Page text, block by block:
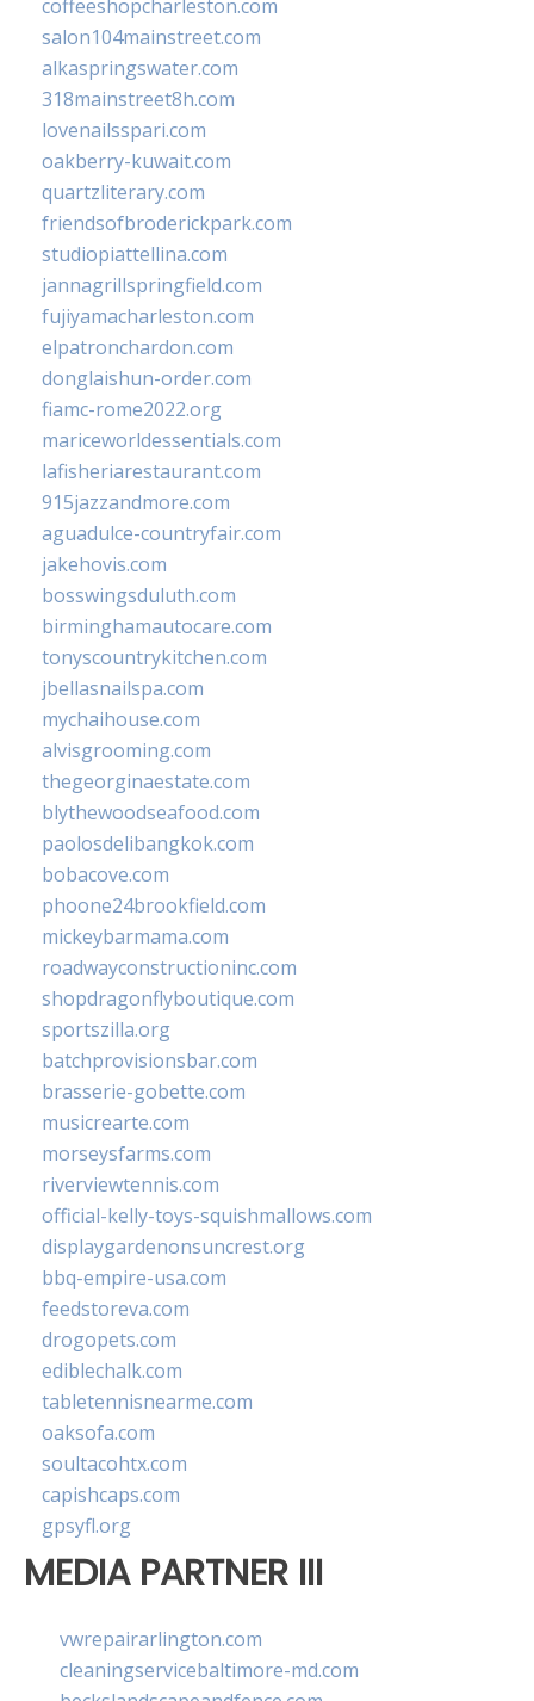
coffeeshopcharleston.com
salon104mainstreet.com
alkaspringswater.com
318mainstreet8h.com
lovenailsspari.com
oakberry-kuwait.com
quartzliterary.com
friendsofbroderickpark.com
studiopiattellina.com
jannagrillspringfield.com
fujiyamacharleston.com
elpatronchardon.com
donglaishun-order.com
fiamc-rome2022.org
mariceworldessentials.com
lafisheriarestaurant.com
915jazzandmore.com
aguadulce-countryfair.com
jakehovis.com
bosswingsduluth.com
birminghamautocare.com
tonyscountrykitchen.com
jbellasnailspa.com
mychaihouse.com
alvisgrooming.com
thegeorginaestate.com
blythewoodseafood.com
paolosdelibangkok.com
bobacove.com
phoone24brookfield.com
mickeybarmama.com
roadwayconstructioninc.com
shopdragonflyboutique.com
sportszilla.org
batchprovisionsbar.com
brasserie-gobette.com
musicrearte.com
morseysfarms.com
riverviewtennis.com
official-kelly-toys-squishmallows.com
displaygardenonsuncrest.org
bbq-empire-usa.com
feedstoreva.com
drogopets.com
ediblechalk.com
tabletennisnearme.com
oaksofa.com
soultacohtx.com
capishcaps.com
gpsyfl.org
MEDIA PARTNER III
vwrepairarlington.com
cleaningservicebaltimore-md.com